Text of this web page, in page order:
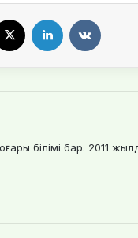
білімі бар. 2011